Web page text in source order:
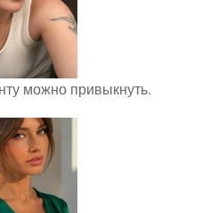
можно привыкнуть.